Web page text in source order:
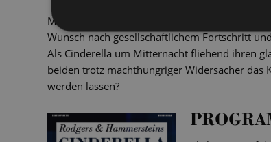
Mit viel Witz kombiniert Geertje Boedens
Wunsch nach gesellschaftlichem Fortschritt
Als Cinderella um Mitternacht fliehend ihren
beiden trotz machthungriger Widersacher
werden lassen?